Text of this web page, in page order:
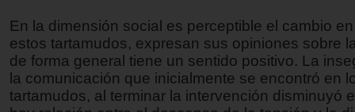
En la dimensión social es perceptible el cambio
estos tartamudos, expresan sus opiniones sobre
de forma general tiene un sentido positivo. La
la comunicación que inicialmente se encontró en
tartamudos, al terminar la intervención disminuyó